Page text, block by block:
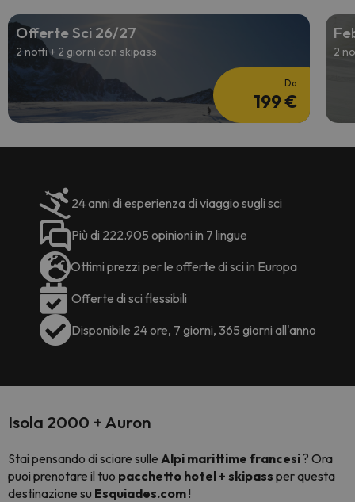
Offerte Sci 26/27
2 notti + 2 giorni con skipass
Da
199 €
2
24 anni di esperienza di viaggio sugli sci
Più di 222.905 opinioni in 7 lingue
Ottimi prezzi per le offerte di sci in Europa
Offerte di sci flessibili
Disponibile 24 ore, 7 giorni, 365 giorni all'anno
Isola 2000 + Auron
Stai pensando di sciare sulle Alpi marittime francesi? Ora
puoi prenotare il tuo pacchetto hotel + skipass per questa
destinazione su Esquiades.com!